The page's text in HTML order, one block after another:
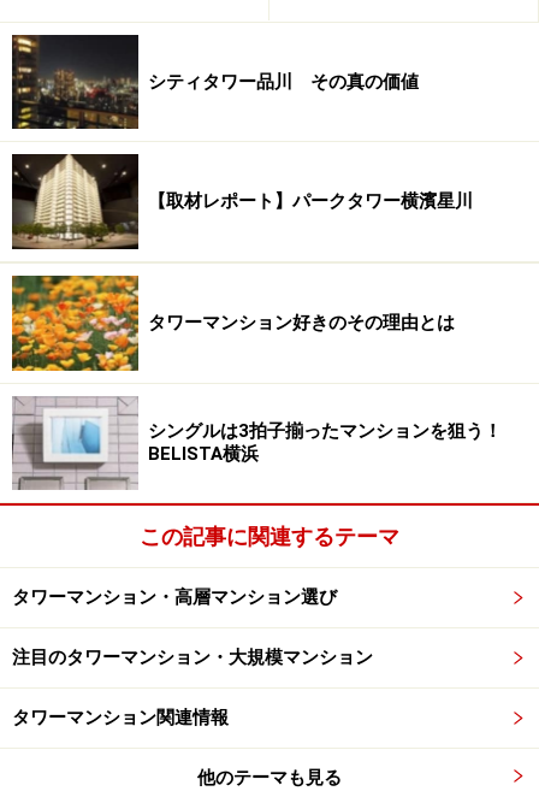
シティタワー品川 その真の価値
【取材レポート】パークタワー横濱星川
タワーマンション好きのその理由とは
シングルは3拍子揃ったマンションを狙う！
BELISTA横浜
この記事に関連するテーマ
タワーマンション・高層マンション選び
注目のタワーマンション・大規模マンション
タワーマンション関連情報
他のテーマも見る